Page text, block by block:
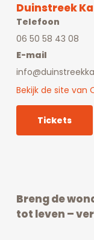
Duinstreek
Telefoon
06 50 58 43 08
E-mail
Bekijk de site van
Tickets
Breng de
tot leven –